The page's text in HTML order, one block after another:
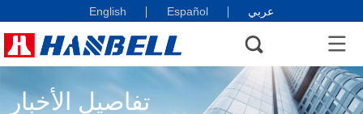
English Español عربي
تفاصيل الأخبار